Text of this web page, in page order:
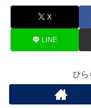
X
LINE
ひら